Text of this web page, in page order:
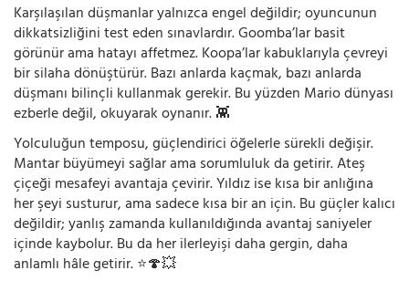
Karşılaşılan düşmanlar yalnızca engel değildir; oyuncunun
dikkatsizliğini test eden sınavlardır. Goomba’lar basit
görünür ama hatayı affetmez. Koopa’lar kabuklarıyla çevreyi
bir silaha dönüştürür. Bazı anlarda kaçmak, bazı anlarda
düşmanı bilinçli kullanmak gerekir. Bu yüzden Mario dünyası
ezberle değil, okuyarak oynanır. 👾
Yolculuğun temposu, güçlendirici öğelerle sürekli değişir.
Mantar büyümeyi sağlar ama sorumluluk da getirir. Ateş
çiçeği mesafeyi avantaja çevirir. Yıldız ise kısa bir anlığına
her şeyi susturur, ama sadece kısa bir an için. Bu güçler kalıcı
değildir; yanlış zamanda kullanıldığında avantaj saniyeler
içinde kaybolur. Bu da her ilerleyişi daha gergin, daha
anlamlı hâle getirir. ⭐🍄💥